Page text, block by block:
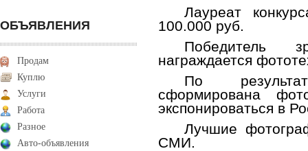
ОБЪЯВЛЕНИЯ
Продам
Куплю
Услуги
Работа
Разное
Авто-объявления
Лауреат
100.000 руб.
Победитель
награждается
По
сформирована
экспонироваться в
Лучшие
СМИ.